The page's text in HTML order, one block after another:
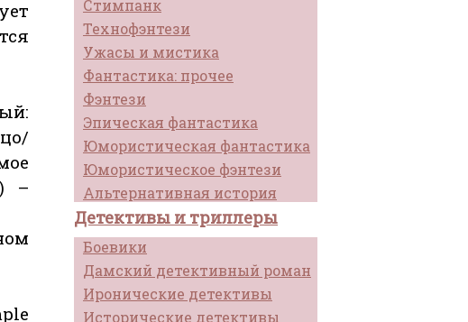
Стимпанк
Технофэнтези
Ужасы и мистика
Фантастика: прочее
Фэнтези
Эпическая фантастика
Юмористическая фантастика
Юмористическое фэнтези
Альтернативная история
Детективы и триллеры
Боевики
Дамский детективный роман
Иронические детективы
Исторические детективы
–